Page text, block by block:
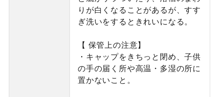
りが白くなることがあるが、すす
ぎ洗いをするときれいになる。
【 保管上の注意】
・キャップをきちっと閉め、子供
の手の届く所や高温・多湿の所に
置かないこと。